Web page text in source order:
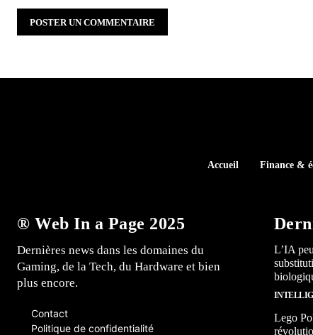
Accueil Finance &
® Web In a Page 2025
Dernières news dans les domaines du
Gaming, de la Tech, du Hardware et bien
plus encore.
Contact
Politique de confidentialité
L’IA
Lego